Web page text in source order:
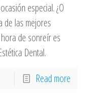
especial. ¿O
de las mejores
de sonreír es
Dental.
Read more